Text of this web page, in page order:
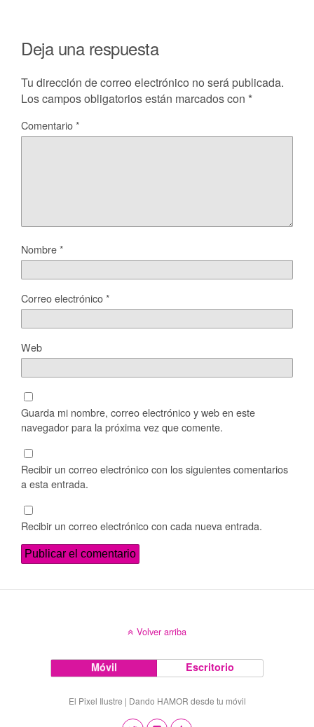
Deja una respuesta
Tu dirección de correo electrónico no será publicada.
Los campos obligatorios están marcados con *
Comentario*
Nombre*
Correo electrónico*
Web
Guarda mi nombre, correo electrónico y web en este
navegador para la próxima vez que comente.
Recibir un correo electrónico con los siguientes comentarios
a esta entrada.
Recibir un correo electrónico con cada nueva entrada.
Volver arriba
Móvil Escritorio
El Pixel Ilustre | Dando HAMOR desde tu móvil